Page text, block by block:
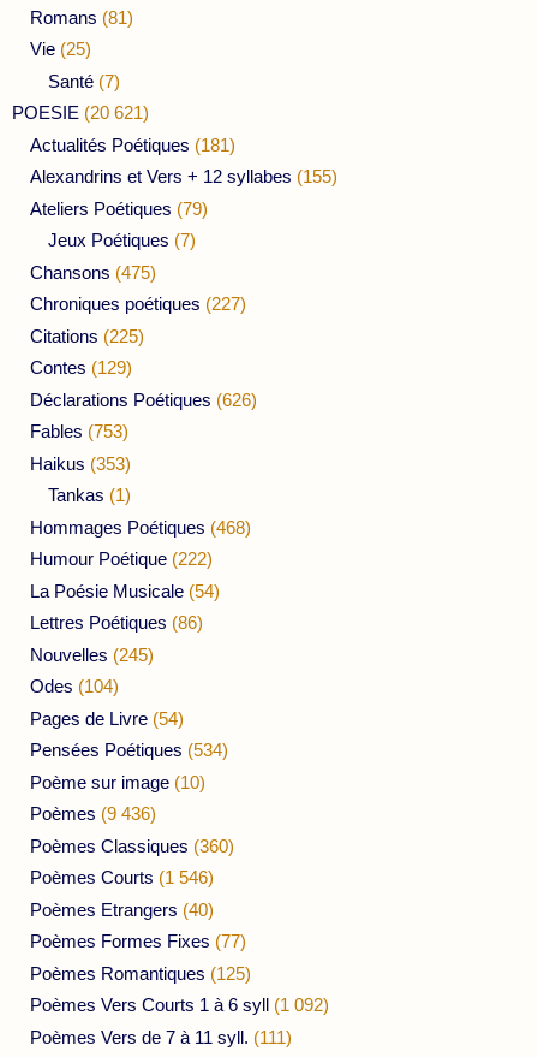
Romans (81)
Vie (25)
Santé (7)
POESIE (20 621)
Actualités Poétiques (181)
Alexandrins et Vers + 12 syllabes (155)
Ateliers Poétiques (79)
Jeux Poétiques (7)
Chansons (475)
Chroniques poétiques (227)
Citations (225)
Contes (129)
Déclarations Poétiques (626)
Fables (753)
Haikus (353)
Tankas (1)
Hommages Poétiques (468)
Humour Poétique (222)
La Poésie Musicale (54)
Lettres Poétiques (86)
Nouvelles (245)
Odes (104)
Pages de Livre (54)
Pensées Poétiques (534)
Poème sur image (10)
Poèmes (9 436)
Poèmes Classiques (360)
Poèmes Courts (1 546)
Poèmes Etrangers (40)
Poèmes Formes Fixes (77)
Poèmes Romantiques (125)
Poèmes Vers Courts 1 à 6 syll (1 092)
Poèmes Vers de 7 à 11 syll. (111)